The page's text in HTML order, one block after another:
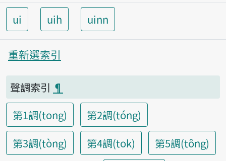
ui uih uinn
重新選索引
聲調索引 ¶
第1調(tong)
第2調(tóng)
第3調(tòng)
第4調(tok)
第5調(tông)